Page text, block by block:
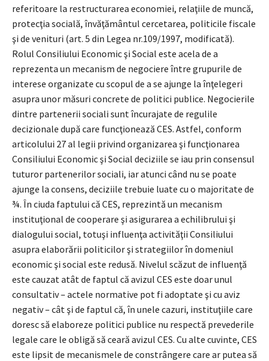
referitoare la restructurarea economiei, relaţiile de muncă,
protecţia socială, învăţământul cercetarea, politicile fiscale
şi de venituri (art. 5 din Legea nr.109/1997, modificată).
Rolul Consiliului Economic şi Social este acela de a
reprezenta un mecanism de negociere între grupurile de
interese organizate cu scopul de a se ajunge la înţelegeri
asupra unor măsuri concrete de politici publice. Negocierile
dintre partenerii sociali sunt încurajate de regulile
decizionale după care funcţionează CES. Astfel, conform
articolului 27 al legii privind organizarea şi funcţionarea
Consiliului Economic şi Social deciziile se iau prin consensul
tuturor partenerilor sociali, iar atunci când nu se poate
ajunge la consens, deciziile trebuie luate cu o majoritate de
¾. În ciuda faptului că CES, reprezintă un mecanism
instituţional de cooperare şi asigurarea a echilibrului şi
dialogului social, totuşi influenţa activităţii Consiliului
asupra elaborării politicilor şi strategiilor în domeniul
economic şi social este redusă. Nivelul scăzut de influenţă
este cauzat atât de faptul că avizul CES este doar unul
consultativ – actele normative pot fi adoptate şi cu aviz
negativ – cât şi de faptul că, în unele cazuri, instituţiile care
doresc să elaboreze politici publice nu respectă prevederile
legale care le obligă să ceară avizul CES. Cu alte cuvinte, CES
este lipsit de mecanismele de constrângere care ar putea să